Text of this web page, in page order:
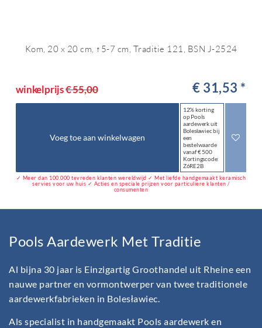
Kom, 20 x 20 cm, ↑5-7 cm, Traditie 121, BSN J-2524
winkelprijs€ 55,00 € 31,53 *
Voeg toe aan winkelwagen
12% korting
op Pools
aardewerk uit
Bolesławiec bij
een
bestelwaarde
vanaf € 500
Kortingscode:
Z6RE2B
✓ Meer dan 100.000 tevreden klanten wereldwijd ✓ Met liefde handgemaakt keramisch
servies voor uw huis ✓ Acties en speciale prijzen voor particuliere klanten /
consumenten
Pools Aardewerk Met Traditie
Al bijna 30 jaar is Einzigartig Groothandel uit Rheine een
nauwe partner en vormontwerper van twee traditionele
aardewerkfabrieken in Bolesławiec.
Als specialist in handgemaakt Pools aardewerk en